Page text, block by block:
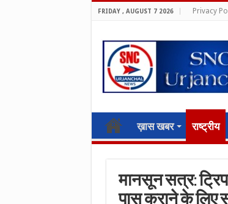
FRIDAY , AUGUST 7 2026 Privacy
ख़ास खबर राष्ट्रीय
मानसून सत्र:
पास कराने के लिए